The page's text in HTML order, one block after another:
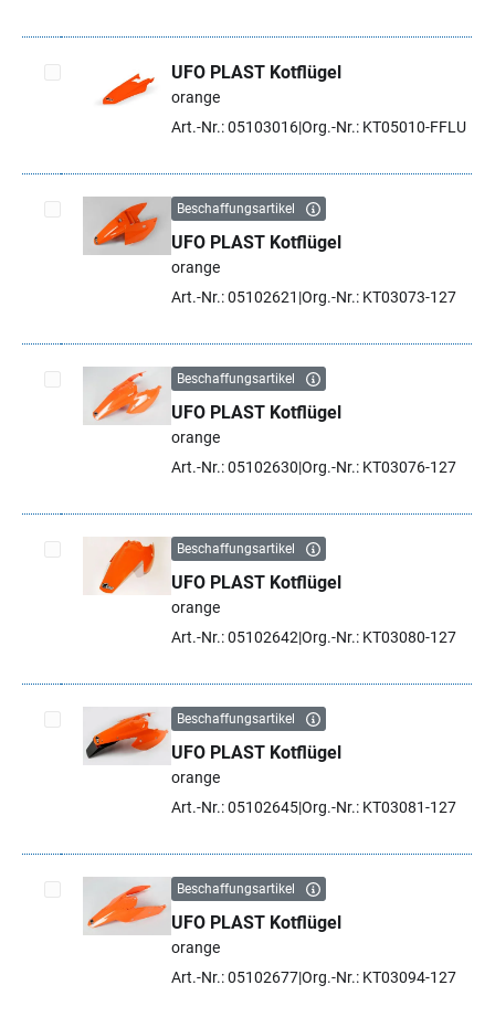
Artikel auswählen
UFO PLAST Kotflügel
orange
Art.-Nr.: 05103016Org.-Nr.: KT05010-FFLU
Artikel auswählen
Beschaffungsartikel
UFO PLAST Kotflügel
orange
Art.-Nr.: 05102621 Org.-Nr.: KT03073-127
Artikel auswählen
Beschaffungsartikel
UFO PLAST Kotflügel
orange
Art.-Nr.: 05102630 Org.-Nr.: KT03076-127
Artikel auswählen
Beschaffungsartikel
UFO PLAST Kotflügel
orange
Art.-Nr.: 05102642 Org.-Nr.: KT03080-127
Artikel auswählen
Beschaffungsartikel
UFO PLAST Kotflügel
orange
Art.-Nr.: 05102645Org.-Nr.: KT03081-127
Artikel auswählen
Beschaffungsartikel
UFO PLAST Kotflügel
orange
Art.-Nr.: 05102677Org.-Nr.: KT03094-127